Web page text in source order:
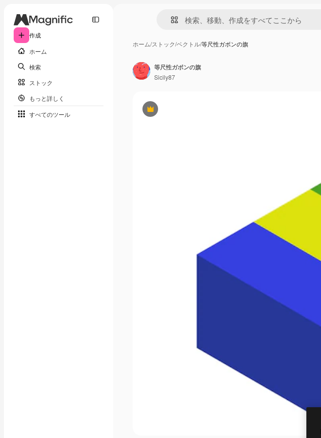
作成
ホーム
検索
ストック
もっと詳しく
すべてのツール
ホーム/ストック/ベクトル/等尺性ガボンの旗
Premium
等尺性ガボンの旗
Sicily87